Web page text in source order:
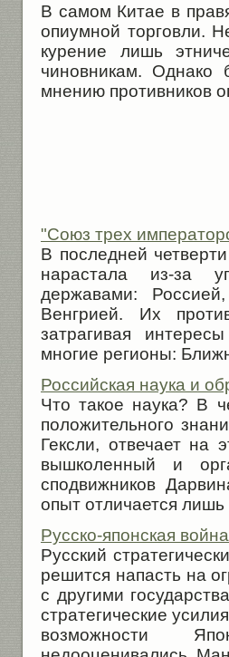
В самом Китае в
опиумной торговли.
курение лишь
чиновникам. Однако
мнению противников
"Союз трех
В последней
нарастала из-за
державами:
Венгрией. Их
затрагивая
многие регионы:
Российская наука и
Что такое наука? В
положительного
Гексли, отвечает на
вышколенный и
сподвижников
опыт отличается лишь
Русско-японская война
Русский
решится напасть на
с другими
стратегические
возможности